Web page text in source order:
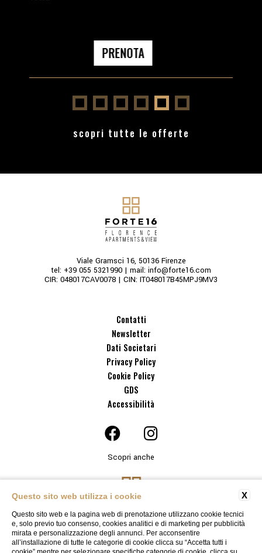
scopri tutte le offerte
Viale Gramsci 16, 50136 Firenze
tel: +39 055 5321990 | mail: info@forte16.com
CIR: 048017CAV0078 | CIN: IT048017B45MPJ9MV3
Contatti
Newsletter
Dati Societari
Privacy Policy
Cookie Policy
GDS
Accessibilità
Scopri anche
X
Questo sito web utilizza i cookie
Questo sito web e la pagina web di prenotazione utilizzano cookie tecnici
e, solo previo tuo consenso, cookies analitici e di marketing per pubblicità
mirata e personalizzazione degli annunci. Per acconsentire
all’installazione di tutte le categorie di cookie clicca su “Accetta tutti i